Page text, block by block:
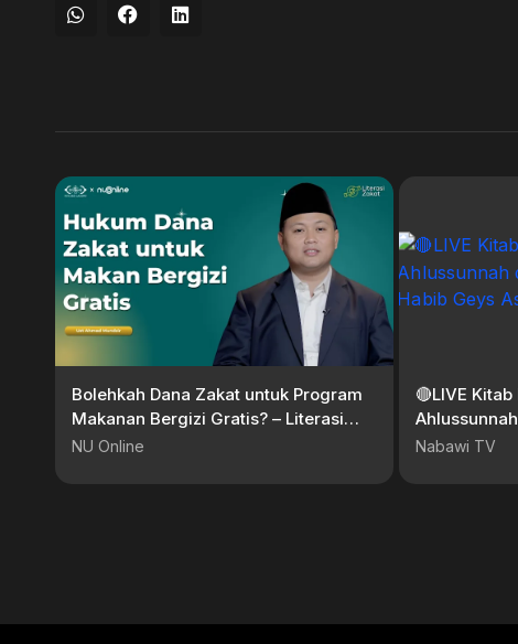
Bolehkah Dana Zakat untuk Program
Makanan Bergizi Gratis? – Literasi
Zakat | Ust. Ahmad Mundzir
NU Online
🔴LIVE
Habib Geys
Nabawi TV